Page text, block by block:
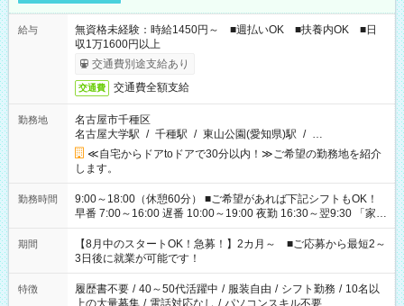
給与
無資格未経験：時給1450円～ ■週払いOK ■扶養内OK ■日
収1万1600円以上
交通費別途支給あり
交通費 交通費全額支給
勤務地
名古屋市千種区
名古屋大学駅 / 千種駅 / 東山公園(愛知県)駅 / …
≪自宅からドアtoドアで30分以内！≫ご希望の勤務地を紹介
します。
勤務時間
9:00～18:00（休憩60分） ■ご希望があれば下記シフトもOK！
早番 7:00～16:00 遅番 10:00～19:00 夜勤 16:30～翌9:30 「家族
と休みを合わせたい」 「余裕を持って夕飯の準備がしたい」
「できれば残業はしたくない」 など、ご希望を教えてください
ね。 ※Wワーク希望の方へ 今ご覧のお仕事で希望する勤務時間
と、もう1つのお仕事の勤務時間。 合計で週40時間を超える場
合は応募できません。
期間
【8月中のスタートOK！急募！】2カ月～ ■ご応募から最短2～
3日後に就業が可能です！
特徴 履歴書不要 / 40～50代活躍中 / 服装自由 / シフト勤務 / 10名以
上の大量募集 / 電話対応なし / パソコンスキル不要